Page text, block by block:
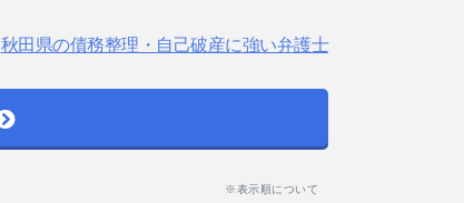
秋田県の債務整理・自己破産に強い弁護士
※表示順について